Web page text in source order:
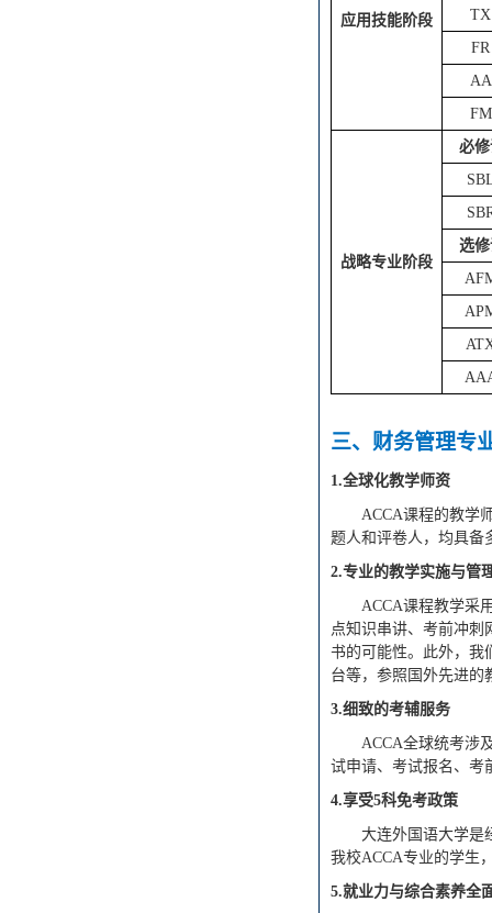
应用技能阶段
TX
FR
AA
FM
战略专业阶段
必
选
三、 财务管理专
1.全球化教学师资
ACCA课程的教学
题人和评卷人，均具备
2.专业的教学实施与管
ACCA课程教学采
点知识串讲、考前冲刺
书的可能性。此外，我
台等， 参照国外先进的
3.细致的考辅服务
ACCA全球统考涉
试申请、考试报名、考
4.享受5科免考政策
大连外国语大学是
我校ACCA专业的学生
5.就业力与综合素养全